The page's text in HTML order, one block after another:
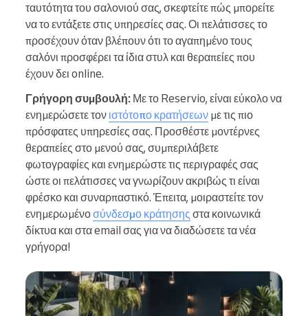
ταυτότητα του σαλονιού σας, σκεφτείτε πώς μπορείτε
να το εντάξετε στις υπηρεσίες σας. Οι πελάτισσες το
προσέχουν όταν βλέπουν ότι το αγαπημένο τους
σαλόνι προσφέρει τα ίδια στυλ και θεραπείες που
έχουν δει online.
Γρήγορη συμβουλή: Με το Reservio, είναι εύκολο να
ενημερώσετε τον ιστότοπο κρατήσεων με τις πιο
πρόσφατες υπηρεσίες σας. Προσθέστε μοντέρνες
θεραπείες στο μενού σας, συμπεριλάβετε
φωτογραφίες και ενημερώστε τις περιγραφές σας
ώστε οι πελάτισσες να γνωρίζουν ακριβώς τι είναι
φρέσκο και συναρπαστικό. Έπειτα, μοιραστείτε τον
ενημερωμένοσύνδεσμο κράτησης στα κοινωνικά
δίκτυα και στα email σας για να διαδώσετε τα νέα
γρήγορα!